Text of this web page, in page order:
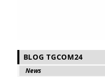
BLOG TGCOM24
News